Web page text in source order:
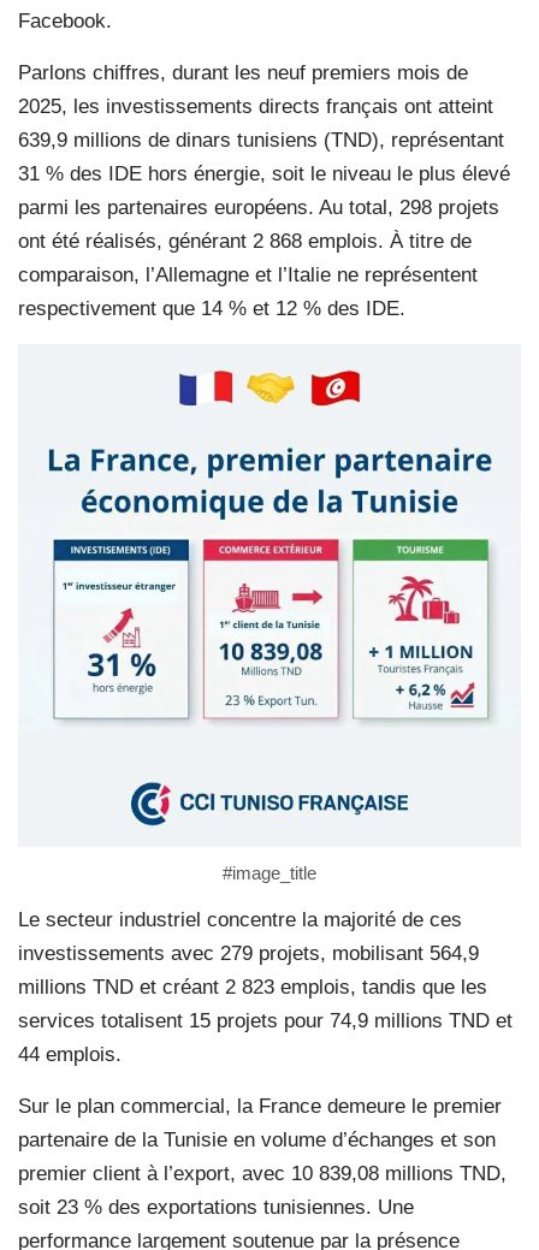
Facebook.
Parlons chiffres, durant les neuf premiers mois de
2025, les investissements directs français ont atteint
639,9 millions de dinars tunisiens (TND), représentant
31 % des IDE hors énergie, soit le niveau le plus élevé
parmi les partenaires européens. Au total, 298 projets
ont été réalisés, générant 2 868 emplois. À titre de
comparaison, l’Allemagne et l’Italie ne représentent
respectivement que 14 % et 12 % des IDE.
#image_title
Le secteur industriel concentre la majorité de ces
investissements avec 279 projets, mobilisant 564,9
millions TND et créant 2 823 emplois, tandis que les
services totalisent 15 projets pour 74,9 millions TND et
44 emplois.
Sur le plan commercial, la France demeure le premier
partenaire de la Tunisie en volume d’échanges et son
premier client à l’export, avec 10 839,08 millions TND,
soit 23 % des exportations tunisiennes. Une
performance largement soutenue par la présence